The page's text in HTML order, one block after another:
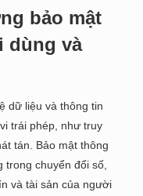
bảo mật
dùng và
dữ liệu và thông tin
trái phép, như truy
tán. Bảo mật thông
chuyển đổi số,
và tài sản của người